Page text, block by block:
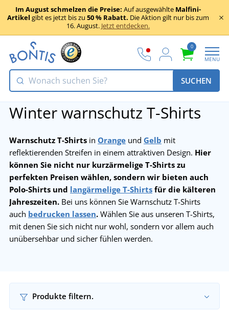
Im August schmelzen die Preise: Auf ausgewählte Malfini-
Artikel gibt es jetzt bis zu 50 % Rabatt. Die Aktion gilt nur bis zum
16. August. Jetzt entdecken.
0
MENU
SUCHEN
Winter warnschutz T-Shirts
Warnschutz T-Shirts in Orange und Gelb mit
reflektierenden Streifen in einem attraktiven Design. Hier
können Sie nicht nur kurzärmelige T-Shirts zu
perfekten Preisen wählen, sondern wir bieten auch
Polo-Shirts und langärmelige T-Shirts für die kälteren
Jahreszeiten. Bei uns können Sie Warnschutz T-Shirts
auch bedrucken lassen. Wählen Sie aus unseren T-Shirts,
mit denen Sie sich nicht nur wohl, sondern vor allem auch
unübersehbar und sicher fühlen werden.
Produkte filtern.